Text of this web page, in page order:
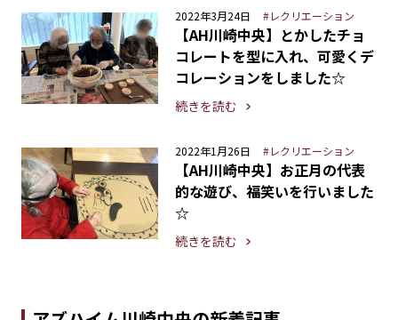
2022年3月24日 #レクリエーション
【AH川崎中央】とかしたチョ
コレートを型に入れ、可愛くデ
コレーションをしました☆
続きを読む
2022年1月26日 #レクリエーション
【AH川崎中央】お正月の代表
的な遊び、福笑いを行いました
☆
続きを読む